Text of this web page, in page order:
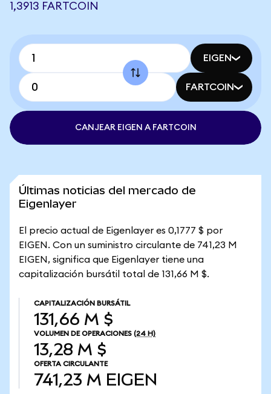
1,3913 FARTCOIN
EIGEN
FARTCOIN
CANJEAR EIGEN A FARTCOIN
Últimas noticias del mercado de
Eigenlayer
El precio actual de Eigenlayer es 0,1777 $ por
EIGEN. Con un suministro circulante de 741,23 M
EIGEN, significa que Eigenlayer tiene una
capitalización bursátil total de 131,66 M $.
CAPITALIZACIÓN BURSÁTIL
131,66 M $
VOLUMEN DE OPERACIONES (24 H)
13,28 M $
OFERTA CIRCULANTE
741,23 M EIGEN